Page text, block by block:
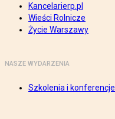
Kancelarierp.pl
Wieści Rolnicze
Życie Warszawy
NASZE WYDARZENIA
Szkolenia i konferencje